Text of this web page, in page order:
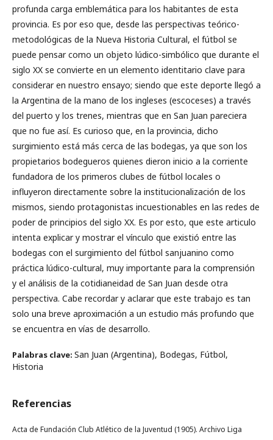
profunda carga emblemática para los habitantes de esta
provincia. Es por eso que, desde las perspectivas teórico-
metodológicas de la Nueva Historia Cultural, el fútbol se
puede pensar como un objeto lúdico-simbólico que durante el
siglo XX se convierte en un elemento identitario clave para
considerar en nuestro ensayo; siendo que este deporte llegó a
la Argentina de la mano de los ingleses (escoceses) a través
del puerto y los trenes, mientras que en San Juan pareciera
que no fue así. Es curioso que, en la provincia, dicho
surgimiento está más cerca de las bodegas, ya que son los
propietarios bodegueros quienes dieron inicio a la corriente
fundadora de los primeros clubes de fútbol locales o
influyeron directamente sobre la institucionalización de los
mismos, siendo protagonistas incuestionables en las redes de
poder de principios del siglo XX. Es por esto, que este articulo
intenta explicar y mostrar el vínculo que existió entre las
bodegas con el surgimiento del fútbol sanjuanino como
práctica lúdico-cultural, muy importante para la comprensión
y el análisis de la cotidianeidad de San Juan desde otra
perspectiva. Cabe recordar y aclarar que este trabajo es tan
solo una breve aproximación a un estudio más profundo que
se encuentra en vías de desarrollo.
Palabras clave: San Juan (Argentina), Bodegas, Fútbol,
Historia
Referencias
Acta de Fundación Club Atlético de la Juventud (1905). Archivo Liga